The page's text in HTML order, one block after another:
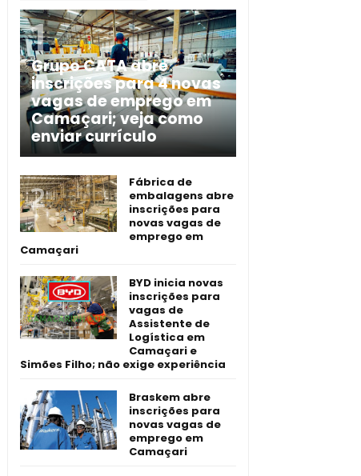
Grupo CATA abre
inscrições para 4 novas
vagas de emprego em
Camaçari; veja como
enviar currículo
Fábrica de
embalagens abre
inscrições para
novas vagas de
emprego em
Camaçari
BYD inicia novas
inscrições para
vagas de
Assistente de
Logística em
Camaçari e
Simões Filho; não exige experiência
Braskem abre
inscrições para
novas vagas de
emprego em
Camaçari